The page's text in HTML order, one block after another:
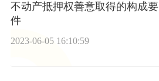
不动产抵押权善意取得的构成要
件
2023-06-05 16:10:59